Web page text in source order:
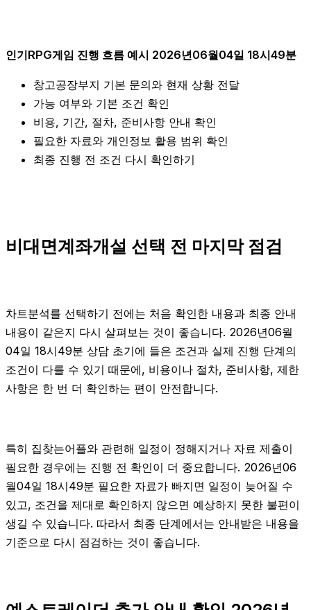
인기RPG게임 진행 흐름 예시 2026년06월04일 18시49분
창고공장부지 기본 문의와 현재 상황 전달
가능 여부와 기본 조건 확인
비용, 기간, 절차, 준비사항 안내 확인
필요한 자료와 개인정보 활용 범위 확인
최종 진행 전 조건 다시 확인하기
비대면계좌개설 선택 전 마지막 점검
차트분석를 선택하기 전에는 처음 확인한 내용과 최종 안내
내용이 같은지 다시 살펴보는 것이 좋습니다. 2026년06월
04일 18시49분 상담 초기에 들은 조건과 실제 진행 단계의
조건이 다를 수 있기 때문에, 비용이나 절차, 준비사항, 제한
사항은 한 번 더 확인하는 편이 안전합니다.
특히 집찾는어플와 관련해 일정이 정해지거나 자료 제출이
필요한 경우에는 진행 전 확인이 더 중요합니다. 2026년06
월04일 18시49분 필요한 자료가 빠지면 일정이 늦어질 수
있고, 조건을 제대로 확인하지 않으면 예상하지 못한 불편이
생길 수 있습니다. 따라서 최종 단계에서는 안내받은 내용을
기준으로 다시 점검하는 것이 좋습니다.